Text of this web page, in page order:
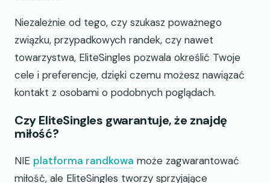
Niezależnie od tego, czy szukasz poważnego
związku, przypadkowych randek, czy nawet
towarzystwa, EliteSingles pozwala określić Twoje
cele i preferencje, dzięki czemu możesz nawiązać
kontakt z osobami o podobnych poglądach.
Czy EliteSingles gwarantuje, że znajdę
miłość?
NIE platforma randkowa może zagwarantować
miłość, ale EliteSingles tworzy sprzyjające